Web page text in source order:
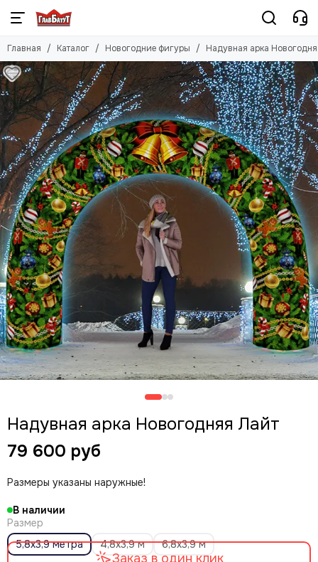
Главная Каталог Новогодние фигуры Надувная арка
Надувная арка Новогодняя Лайт
79 600 руб
Размеры указаны наружные!
В наличии
Размер
5,8х3,9 метра
4,8х3,9 м 6,8х3,9 м
Заказ в один клик